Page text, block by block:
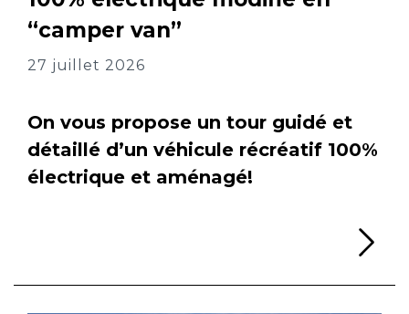
“camper van”
27 juillet 2026
On vous propose un tour guidé et
détaillé d’un véhicule récréatif 100%
électrique et aménagé!